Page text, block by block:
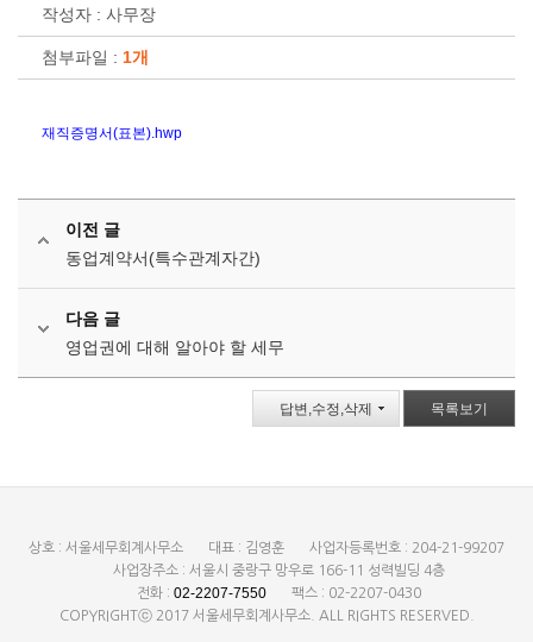
작성자 : 사무장
첨부파일 : 1개
재직증명서(표본).hwp
이전 글
동업계약서(특수관계자간)
다음 글
영업권에 대해 알아야 할 세무
답변,수정,삭제 목록보기
상호 : 서울세무회계사무소 대표 : 김영훈
사업자등록번호 : 204-21-99207
사업장주소 : 서울시 중랑구 망우로 166-11 성력빌딩 4층
전화 : 02-2207-7550
팩스 : 02-2207-0430
COPYRIGHTⓒ 2017 서울세무회계사무소. ALL RIGHTS RESERVED.